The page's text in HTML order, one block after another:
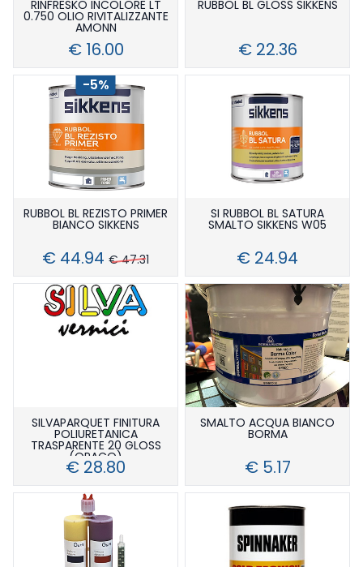
RINFRESKO INCOLORE LT
0.750 OLIO RIVITALIZZANTE
AMONN
€ 16.00
RUBBOL BL GLOSS SIKKENS
€ 22.36
RUBBOL BL REZISTO PRIMER
BIANCO SIKKENS
€ 44.94 € 47.31
-5%
SI RUBBOL BL SATURA
SMALTO SIKKENS W05
€ 24.94
SILVAPARQUET FINITURA
POLIURETANICA
TRASPARENTE 20 GLOSS
(OPACO)
€ 28.80
SMALTO ACQUA BIANCO
BORMA
€ 5.17